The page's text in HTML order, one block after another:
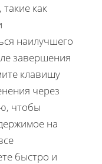
как
наилучшего
завершения
клавишу
через
чтобы
на
быстро и